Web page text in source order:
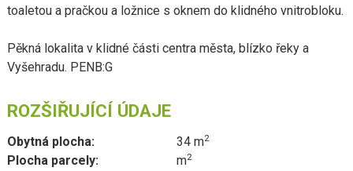
toaletou a pračkou a ložnice s oknem do klidného vnitrobloku.
Pěkná lokalita v klidné části centra města, blízko řeky a
Vyšehradu. PENB:G
ROZŠIŘUJÍCÍ ÚDAJE
Obytná plocha: 34 m2
Plocha parcely: m2